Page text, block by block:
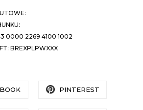
0000 2269 4100 1002
BREXPLPWXXX
PINTEREST